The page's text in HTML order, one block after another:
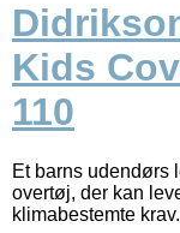
Kids
110
Et barns udendørs
overtøj, der kan
klimabestemte